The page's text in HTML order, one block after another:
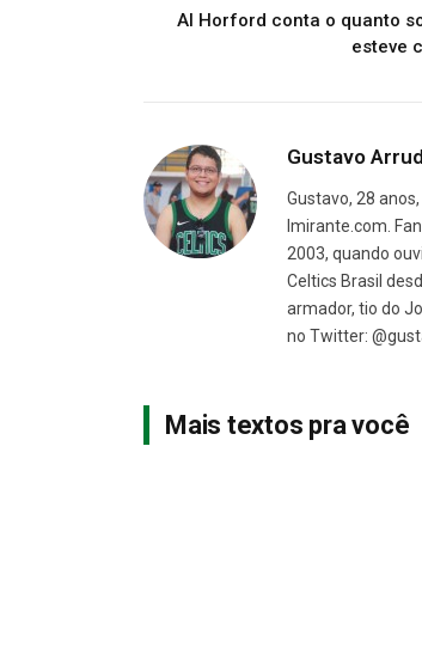
Al Horford conta o quanto
esteve
Gustavo
Gustavo, 28
Imirante.com.
2003, quando
Celtics Brasil
armador, tio do
no Twitter:
Mais textos pra você